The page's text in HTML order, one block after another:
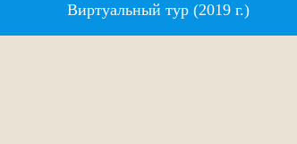
Виртуальный тур (2019 г.)